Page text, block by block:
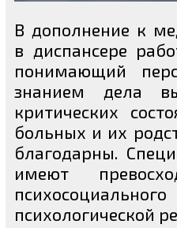
В дополнение к
в диспансере
понимающий
знанием дела
критических
больных и их
благодарны.
имеют
психологической